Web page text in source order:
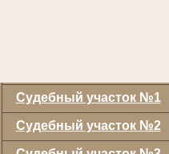
Судебный участок №1
Судебный участок №2